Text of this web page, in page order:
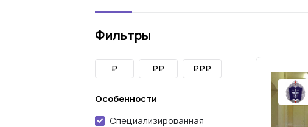
Фильтры
₽ ₽₽ ₽₽₽
Особенности
Специализированная